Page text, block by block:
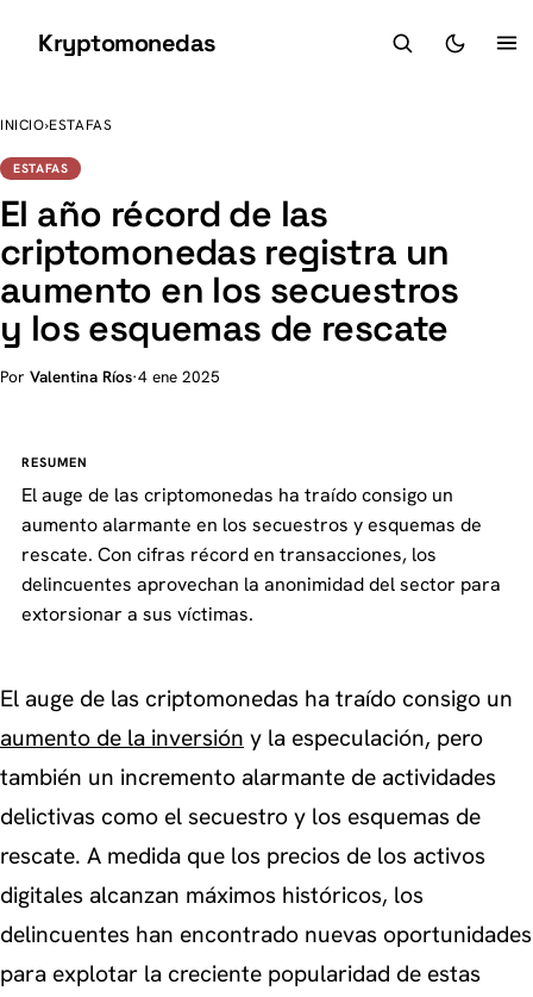
Kryptomonedas
INICIO›ESTAFAS
ESTAFAS
El año récord de las
criptomonedas registra un
aumento en los secuestros
y los esquemas de rescate
Por Valentina Ríos·4 ene 2025
RESUMEN
El auge de las criptomonedas ha traído consigo un
aumento alarmante en los secuestros y esquemas de
rescate. Con cifras récord en transacciones, los
delincuentes aprovechan la anonimidad del sector para
extorsionar a sus víctimas.
El auge de las criptomonedas ha traído consigo un
aumento de la inversión y la especulación, pero
también un incremento alarmante de actividades
delictivas como el secuestro y los esquemas de
rescate. A medida que los precios de los activos
digitales alcanzan máximos históricos, los
delincuentes han encontrado nuevas oportunidades
para explotar la creciente popularidad de estas